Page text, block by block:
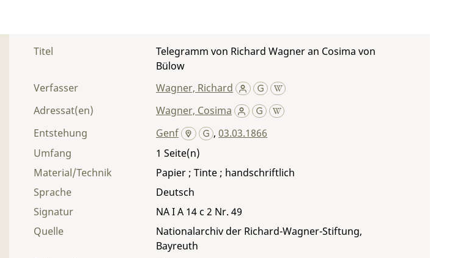
Titel
Telegramm von Richard Wagner an Cosima von
Bülow
Verfasser
Wagner, Richard
Adressat(en)
Wagner, Cosima
Entstehung
Genf ,03.03.1866
Umfang
1
Material/Technik
Papier ; Tinte ; handschriftlich
Sprache
Deutsch
Signatur
NA I A 14 c 2 Nr. 49
Quelle
Nationalarchiv der Richard-Wagner-Stiftung,
Bayreuth